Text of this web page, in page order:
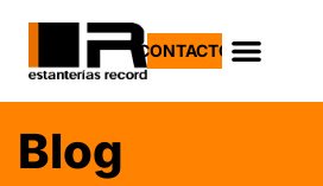
CONTACTO
Blog